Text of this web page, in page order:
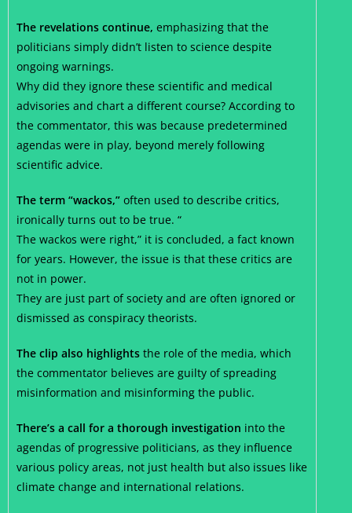
The revelations continue, emphasizing that the
politicians simply didn’t listen to science despite
ongoing warnings.
Why did they ignore these scientific and medical
advisories and chart a different course? According to
the commentator, this was because predetermined
agendas were in play, beyond merely following
scientific advice.
The term “wackos,” often used to describe critics,
ironically turns out to be true. “
The wackos were right,” it is concluded, a fact known
for years. However, the issue is that these critics are
not in power.
They are just part of society and are often ignored or
dismissed as conspiracy theorists.
The clip also highlights the role of the media, which
the commentator believes are guilty of spreading
misinformation and misinforming the public.
There’s a call for a thorough investigation into the
agendas of progressive politicians, as they influence
various policy areas, not just health but also issues like
climate change and international relations.